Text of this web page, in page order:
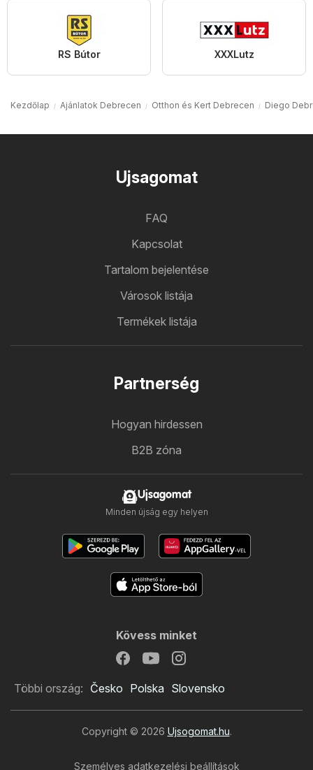
RS Bútor XXXLutz
Kezdőlap Ajánlatok Debrecen Otthon és Kert Debrecen Diego
Ujsagomat
FAQ
Kapcsolat
Tartalom bejelentése
Városok listája
Termékek listája
Partnerség
Hogyan hirdessen
B2B zóna
Ujsagomat
Minden újság egy helyen
Kövess minket
Többi ország: Česko Polska Slovensko
Copyright © 2026 Ujsogomat.hu.
Személyes adatkezelési beállítások